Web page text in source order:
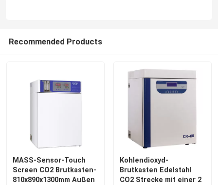
Recommended Products
MASS-Sensor-Touch
Screen CO2 Brutkasten-
810x890x1300mm Außen
Kohlendioxyd-
Brutkasten Edelstahl
CO2 Strecke mit einer 2